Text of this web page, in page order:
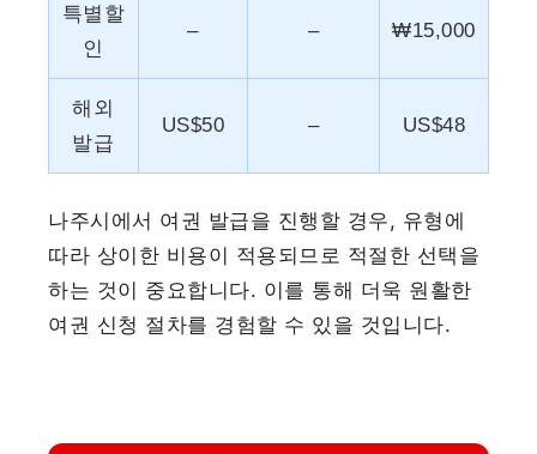
특별할
인
– – ₩15,000
해외
발급
US$50 – US$48
나주시에서 여권 발급을 진행할 경우, 유형에
따라 상이한 비용이 적용되므로 적절한 선택을
하는 것이 중요합니다. 이를 통해 더욱 원활한
여권 신청 절차를 경험할 수 있을 것입니다.